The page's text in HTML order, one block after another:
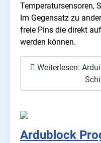
Temperatursensoren,
Im Gegensatz zu
freie Pins die direkt
werden können.
Weiterlesen:
Ardublock